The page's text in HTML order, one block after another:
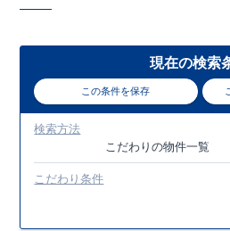
現在の検索
この条件を保存
検索方法
こだわりの物件一覧
こだわり条件